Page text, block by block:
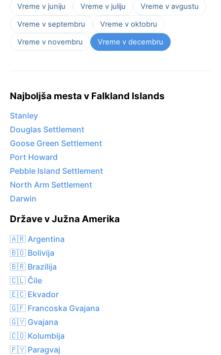
Vreme v juniju Vreme v juliju
Vreme v avgustu
Vreme v septembru
Vreme v oktobru
Vreme v novembru
Vreme v decembru
Najboljša mesta v Falkland Islands
Stanley
Douglas Settlement
Goose Green Settlement
Port Howard
Pebble Island Settlement
North Arm Settlement
Darwin
Države v Južna Amerika
🇦🇷 Argentina
🇧🇴 Bolivija
🇧🇷 Brazilija
🇨🇱 Čile
🇪🇨 Ekvador
🇬🇫 Francoska Gvajana
🇬🇾 Gvajana
🇨🇴 Kolumbija
🇵🇾 Paragvaj